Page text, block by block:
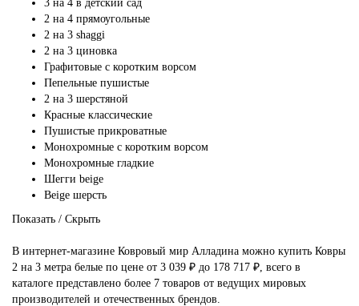
3 на 4 в детский сад
2 на 4 прямоугольные
2 на 3 shaggi
2 на 3 циновка
Графитовые с коротким ворсом
Пепельные пушистые
2 на 3 шерстяной
Красные классические
Пушистые прикроватные
Монохромные с коротким ворсом
Монохромные гладкие
Шегги beige
Beige шерсть
Показать / Скрыть
В интернет-магазине Ковровый мир Алладина можно купить Ковры
2 на 3 метра белые по цене от 3 039 ₽ до 178 717 ₽, всего в
каталоге представлено более 7 товаров от ведущих мировых
производителей и отечественных брендов.